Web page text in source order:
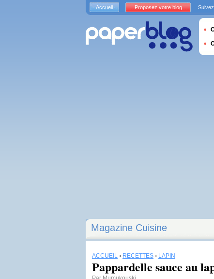
Magazine Cuisine
ACCUEIL › RECETTES › LAPIN
Pappardelle sauce au
Accueil Proposez votre blog